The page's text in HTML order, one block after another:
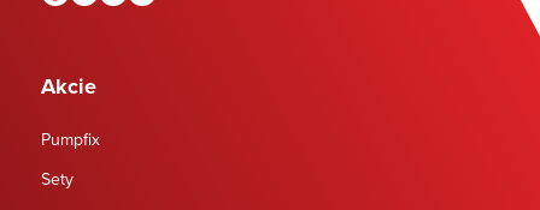
Akcie
Pumpfix
Sety